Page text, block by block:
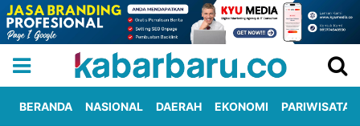
BERANDA NASIONAL DAERAH EKONOMI PARIWISATA